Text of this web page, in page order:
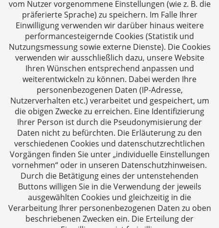
Aachen
Jülicher Straße 215
52070 Aachen
Deutschland
Tel: +49 241 94621-0
Fax: +49 241 94621-111
E-Mail:kanzlei@dhk-law.com
Über uns
Ihre Ansprechpartner für Fragen rund um
Gesellschaftsrecht, Steuergestaltung und
Vertragsrecht.
Impressum
vom Nutzer vorgenommene Einstellungen (wie z. B. die
präferierte Sprache) zu speichern. Im Falle Ihrer
Einwilligung verwenden wir darüber hinaus weitere
performancesteigernde Cookies (Statistik und
Nutzungsmessung sowie externe Dienste). Die Cookies
verwenden wir ausschließlich dazu, unsere Website
Ihren Wünschen entsprechend anpassen und
weiterentwickeln zu können. Dabei werden Ihre
personenbezogenen Daten (IP-Adresse,
Nutzerverhalten etc.) verarbeitet und gespeichert, um
die obigen Zwecke zu erreichen. Eine Identifizierung
Ihrer Person ist durch die Pseudonymisierung der
Daten nicht zu befürchten. Die Erläuterung zu den
verschiedenen Cookies und datenschutzrechtlichen
Vorgängen finden Sie unter „individuelle Einstellungen
vornehmen“ oder in unseren Datenschutzhinweisen.
Durch die Betätigung eines der untenstehenden
Buttons willigen Sie in die Verwendung der jeweils
ausgewählten Cookies und gleichzeitig in die
Verarbeitung Ihrer personenbezogenen Daten zu oben
beschriebenen Zwecken ein. Die Erteilung der